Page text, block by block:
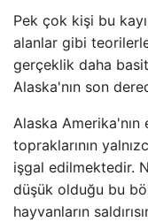
Pek çok kişi bu
alanlar gibi
gerçeklik daha
Alaska'nın son
Alaska
topraklarının
işgal edilmektedir.
düşük olduğu bu
hayvanların